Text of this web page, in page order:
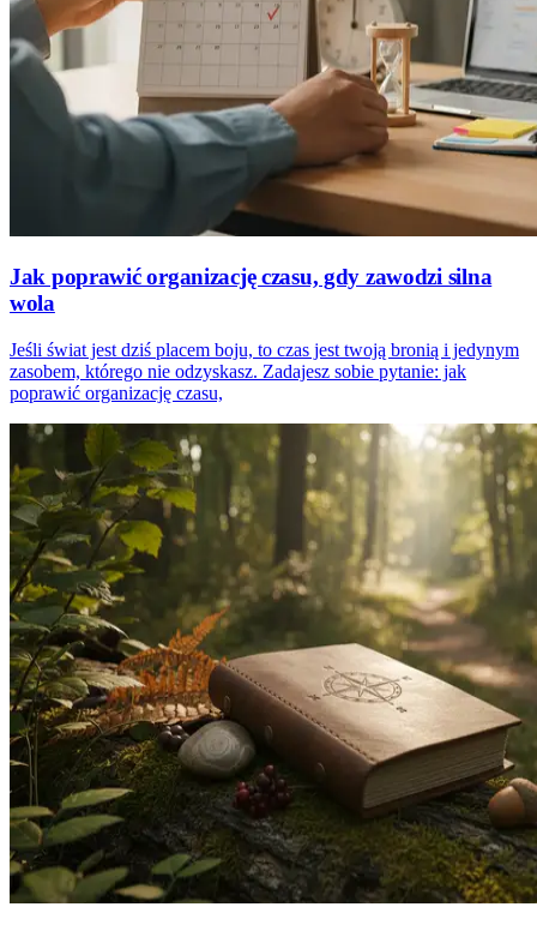
Jak poprawić organizację czasu, gdy zawodzi silna
wola
Jeśli świat jest dziś placem boju, to czas jest twoją bronią i jedynym
zasobem, którego nie odzyskasz. Zadajesz sobie pytanie: jak
poprawić organizację czasu,